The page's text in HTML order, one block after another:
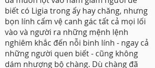
biết có Ligia trong ấy hay chăng, nhưng
bọn lính cấm vệ canh gác tất cả mọi lối
vào và người ra những mệnh lệnh
nghiêm khắc đến nỗi binh lính - ngay cả
những người quen biết - cũng không
dám nhượng bộ chàng. Dù chàng đã